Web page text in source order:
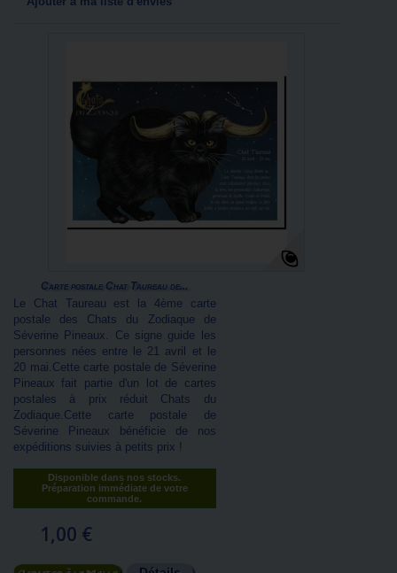
Carte postale Chat Taureau de...
Le Chat Taureau est la 4ème carte
postale des Chats du Zodiaque de
Séverine Pineaux. Ce signe guide les
personnes nées entre le 21 avril et le
20 mai.Cette carte postale de Séverine
Pineaux fait partie d'un lot de cartes
postales à prix réduit Chats du
Zodiaque.Cette carte postale de
Séverine Pineaux bénéficie de nos
expéditions suivies à petits prix !
Disponible dans nos stocks.
Préparation immédiate de votre
commande.
1,00 €